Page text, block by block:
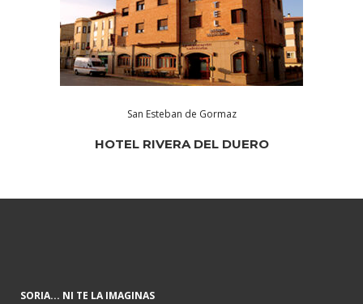
San Esteban de Gormaz
HOTEL RIVERA DEL DUERO
SORIA... NI TE LA IMAGINAS